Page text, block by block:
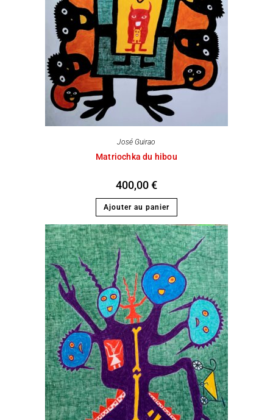
José Guirao
Matriochka du hibou
400,00€
Ajouter au panier